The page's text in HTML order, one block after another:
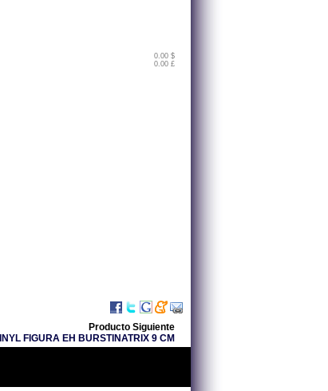
0.00 $
0.00 £
Producto Siguiente
FIGURA EH BURSTINATRIX 9 CM